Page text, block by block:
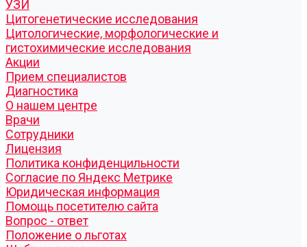
УЗИ
Цитогенетические исследования
Цитологические, морфологические и
гистохимические исследования
Акции
Прием специалистов
Диагностика
О нашем центре
Врачи
Сотрудники
Лицензия
Политика конфиденцильности
Согласие по Яндекс Метрике
Юридическая информация
Помощь посетителю сайта
Вопрос - ответ
Положение о льготах